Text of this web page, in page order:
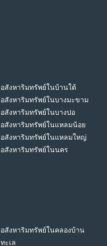
อสังหาริมทรัพย์ในบ้านใต้
อสังหาริมทรัพย์ในบางมะขาม
อสังหาริมทรัพย์ในบางปอ
อสังหาริมทรัพย์ในแหลมน้อย
อสังหาริมทรัพย์ในแหลมใหญ่
อสังหาริมทรัพย์ในนคร
อสังหาริมทรัพย์ในคลองบ้าน
ทะเล